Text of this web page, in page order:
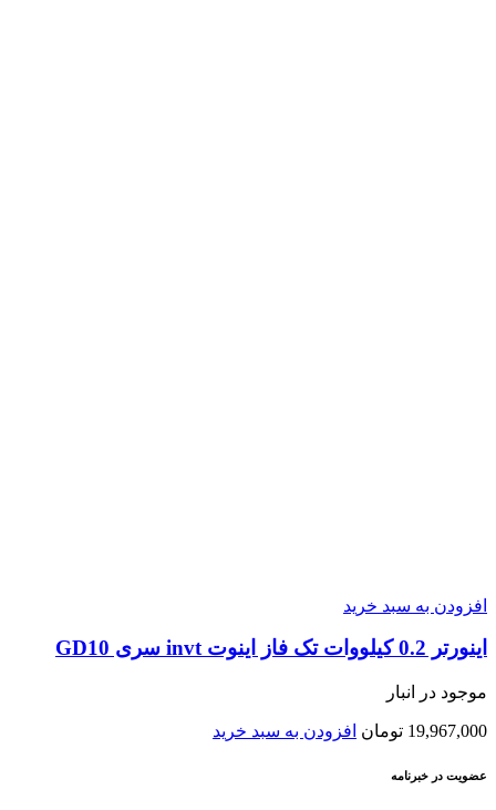
افزودن به سبد خرید
اينورتر 0.2 کیلووات تک فاز اینوت invt سری GD10
موجود در انبار
19,967,000 تومان افزودن به سبد خرید
عضویت در خبرنامه